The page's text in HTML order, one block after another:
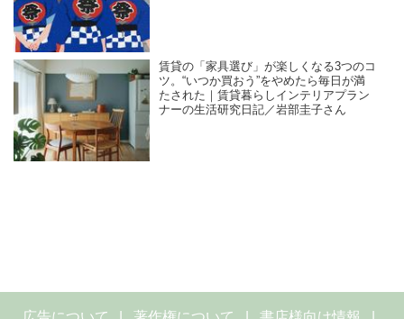
賃貸の「家具選び」が楽しくなる3つのコ
ツ。“いつか買おう”をやめたら毎日が満
たされた｜賃貸暮らしインテリアプラン
ナーの生活研究日記／岩部圭子さん